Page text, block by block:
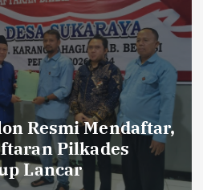
Nama Beras
Diklarifikasi
Tidak
Ulang, “Kami